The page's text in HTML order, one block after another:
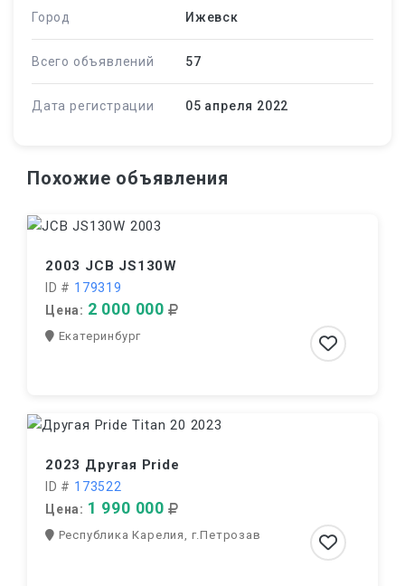
Город Ижевск
Всего объявлений 57
Дата регистрации 05 апреля 2022
Похожие объявления
2003 JCB JS130W
ID # 179319
Цена: 2 000 000
Екатеринбург
2023 Другая Pride
ID # 173522
Цена: 1 990 000
Республика Карелия, г.Петрозав